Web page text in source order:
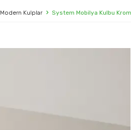
Modern Kulplar System Mobilya Kulbu